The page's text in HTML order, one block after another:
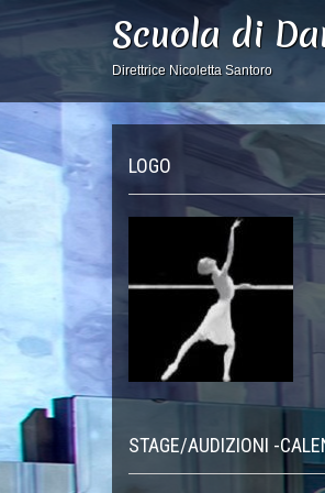
Scuola di
Direttrice Nicoletta Santoro
LOGO
STAGE/AUDIZIONI -